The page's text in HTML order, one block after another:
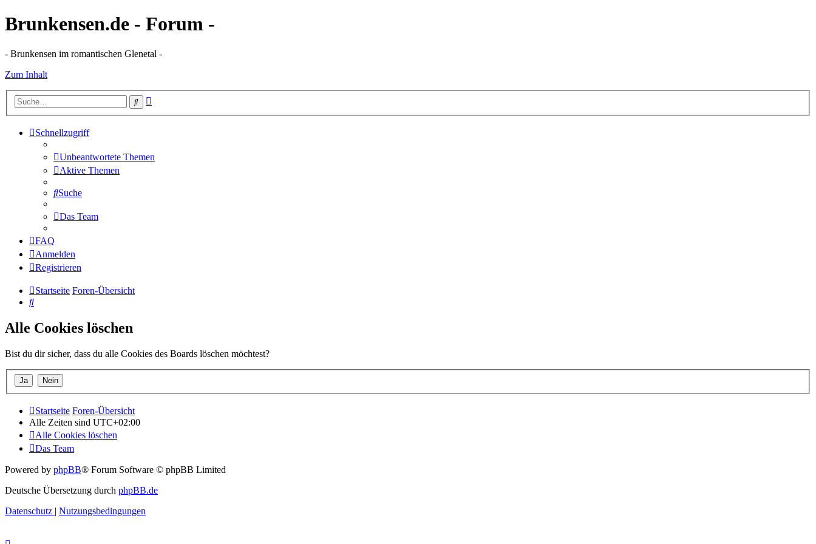
Brunkensen.de - Forum -
- Brunkensen im romantischen Glenetal -
Zum Inhalt
Suche
Schnellzugriff
Unbeantwortete Themen
Aktive Themen
Suche
Das Team
FAQ
Anmelden
Registrieren
Startseite Foren-Übersicht
Suche
Alle Cookies löschen
Bist du dir sicher, dass du alle Cookies des Boards löschen möchtest?
Startseite Foren-Übersicht
Alle Zeiten sind UTC+02:00
Alle Cookies löschen
Das Team
Powered by phpBB® Forum Software © phpBB Limited
Deutsche Übersetzung durch phpBB.de
Datenschutz | Nutzungsbedingungen